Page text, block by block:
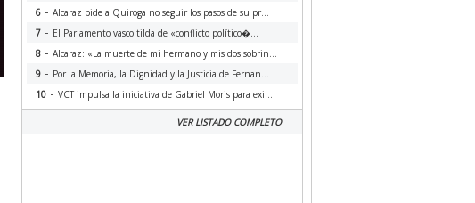
6 - Alcaraz pide a Quiroga no seguir los pasos de su pr...
7 - El Parlamento vasco tilda de «conflicto político�...
8 - Alcaraz: «La muerte de mi hermano y mis dos sobrin...
9 - Por la Memoria, la Dignidad y la Justicia de Fernan...
10 - VCT impulsa la iniciativa de Gabriel Moris para exi...
VER LISTADO COMPLETO